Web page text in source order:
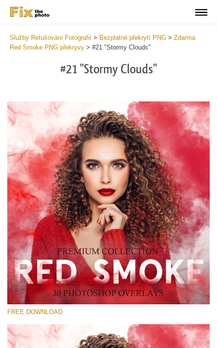
Služby Retušování Fotografií > Bezplatné překrytí PNG > Zdarma
Red Smoke PNG překryvy > #21 "Stormy Clouds"
#21 "Stormy Clouds"
Prosím vyberte
Free Red Smoke Overlay #21
Small 800*533px
Red Smoke
(30 Overlays)
Luxury Wedding
FREE DOWNLOAD